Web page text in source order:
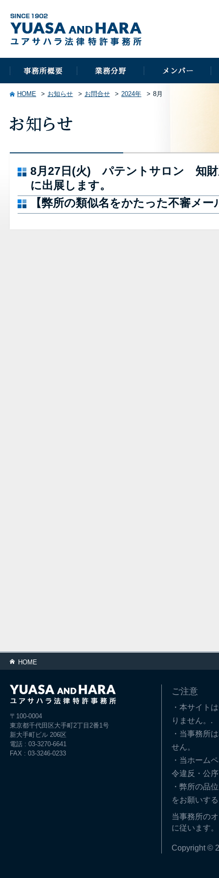
HOME お知らせ お問合せ 2024年 8月
8月27日(火) パテントサロン 知
に出展します。
【弊所の類似名をかたった不審メ
HOME
〒100-0004
東京都千代田区大手町2丁目2番1号
新大手町ビル 206区
電話 : 03-3270-6641
FAX : 03-3246-0233
ご注意
・本サイト
りません。.
・当事務所
せん。
・当ホーム
令違反・公
・弊所の品
をお願いす
当事務所の
に従います。
Copyright ©